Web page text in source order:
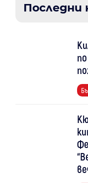
Последни